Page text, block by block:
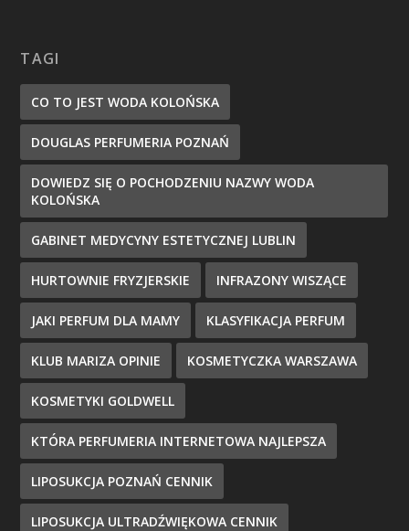
TAGI
CO TO JEST WODA KOLOŃSKA
DOUGLAS PERFUMERIA POZNAŃ
DOWIEDZ SIĘ O POCHODZENIU NAZWY WODA
KOLOŃSKA
GABINET MEDYCYNY ESTETYCZNEJ LUBLIN
HURTOWNIE FRYZJERSKIE INFRAZONY WISZĄCE
JAKI PERFUM DLA MAMY KLASYFIKACJA PERFUM
KLUB MARIZA OPINIE KOSMETYCZKA WARSZAWA
KOSMETYKI GOLDWELL
KTÓRA PERFUMERIA INTERNETOWA NAJLEPSZA
LIPOSUKCJA POZNAŃ CENNIK
LIPOSUKCJA ULTRADŹWIĘKOWA CENNIK